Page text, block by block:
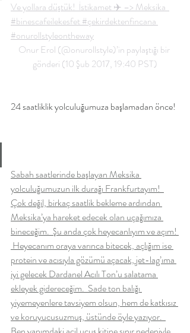
Ve yollara düştük!  İstikamet ✈️ –> Meksika
#binescafeilekesfet #çekirdektenfincana
#onurollstyleontheway
Onur Erol (@onurollstyle)’in paylaştığı bir
gönderi (10 Şub 2017, 19:40 PST)
24 saatliklik yolculuğumuza başlamadan önce!
Sabah saatlerinde başlayan Meksika
yolculuğumuzun ilk durağı Frankfurtayım!
Çok değil, birkaç saatlik bekleme ardından
Meksika’ya hareket edecek olan uçağımıza
bineceğim.  Şu anda çok heyecanlıyım ve açım!
Heyecanım oraya varınca bitecek, açlığım ise
protein ve acısıyla gözümü açacak, jet-lag’ıma
iyi gelecek Dardanel Acılı Ton’u salatama
ekleyek gidereceğim.  Sade ton balığı
yiyemeyenlere tavsiyem olsun, hem de katkısız
ve koruyucusuzmuş, üstünde öyle yazıyor.